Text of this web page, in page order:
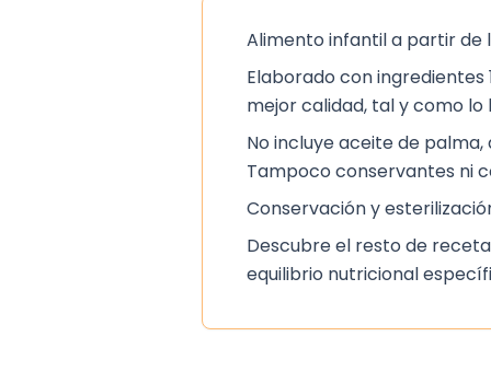
Alimento infantil a partir de
Elaborado con ingredientes
mejor calidad, tal y como
No incluye aceite de palma,
Tampoco conservantes ni
Conservación y
Descubre el resto de
equilibrio nutricional